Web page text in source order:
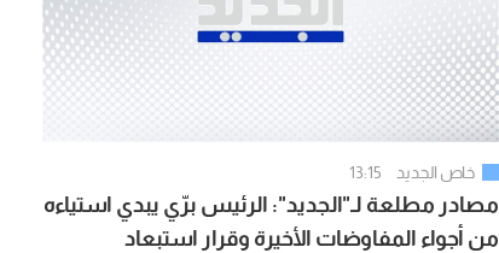
خاص الجديد 13:15
مصادر مطلعة لـ"الجديد": الرئيس برّي يبدي استياءه
من أجواء المفاوضات الأخيرة وقرار استبعاد